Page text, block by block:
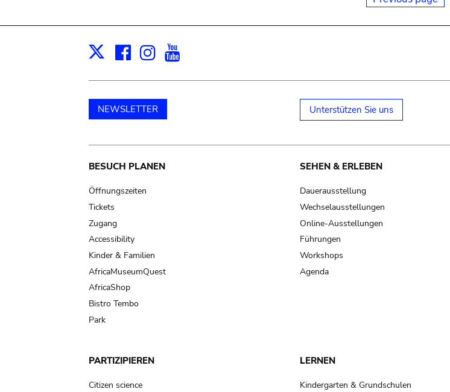
X Facebook
Instagram
NEWSLETTER Unterstützen Sie uns
Main
navigation
BESUCH PLANEN
Öffnungszeiten
Tickets
Zugang
Accessibility
Kinder & Familien
AfricaMuseumQuest
AfricaShop
Bistro Tembo
Park
SEHEN & ERLEBEN
Dauerausstellung
Wechselausstellungen
Online-Ausstellungen
Führungen
Workshops
Agenda
PARTIZIPIEREN
Citizen science
LERNEN
Kindergarten & Grundschulen